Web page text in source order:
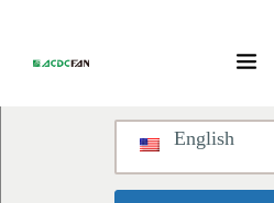
speaking a
Do you want to
English